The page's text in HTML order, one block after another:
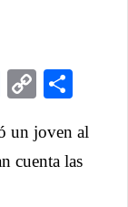
Copy
un joven al
cuenta las